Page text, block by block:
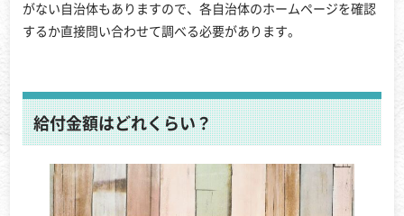
がない自治体もありますので、各自治体のホームページを確認
するか直接問い合わせて調べる必要があります。
給付金額はどれくらい？